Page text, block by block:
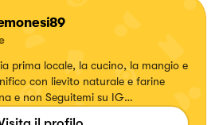
la cucino, la mangio e
con lievito naturale e farine
e non Seguitemi su IG